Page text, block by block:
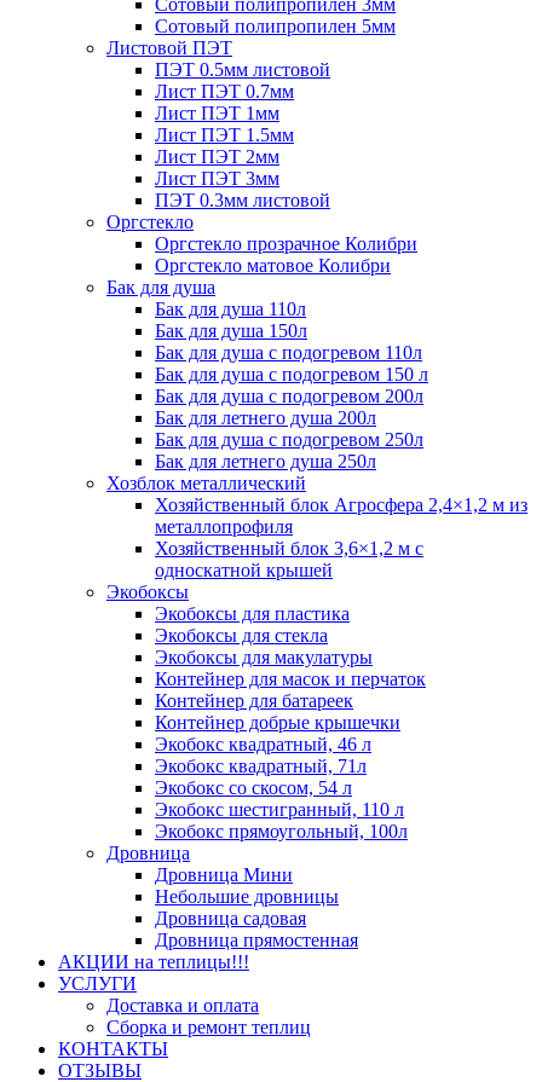
Сотовый полипропилен 5мм
Листовой ПЭТ
ПЭТ 0.5мм листовой
Лист ПЭТ 0.7мм
Лист ПЭТ 1мм
Лист ПЭТ 1.5мм
Лист ПЭТ 2мм
Лист ПЭТ 3мм
ПЭТ 0.3мм листовой
Оргстекло
Оргстекло прозрачное Колибри
Оргстекло матовое Колибри
Бак для душа
Бак для душа 110л
Бак для душа 150л
Бак для душа с подогревом 110л
Бак для душа с подогревом 150 л
Бак для душа с подогревом 200л
Бак для летнего душа 200л
Бак для душа с подогревом 250л
Бак для летнего душа 250л
Хозблок металлический
Хозяйственный блок Агросфера 2,4×1,2 м из
металлопрофиля
Хозяйственный блок 3,6×1,2 м с
односкатной крышей
Экобоксы
Экобоксы для пластика
Экобоксы для стекла
Экобоксы для макулатуры
Контейнер для масок и перчаток
Контейнер для батареек
Контейнер добрые крышечки
Экобокс квадратный, 46 л
Экобокс квадратный, 71л
Экобокс со скосом, 54 л
Экобокс шестигранный, 110 л
Экобокс прямоугольный, 100л
Дровница
Дровница Мини
Небольшие дровницы
Дровница садовая
Дровница прямостенная
АКЦИИ на теплицы!!!
УСЛУГИ
Доставка и оплата
Сборка и ремонт теплиц
КОНТАКТЫ
ОТЗЫВЫ